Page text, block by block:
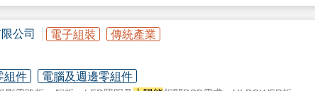
公司 電子組裝 傳統產業
組件 電腦及週邊零組件